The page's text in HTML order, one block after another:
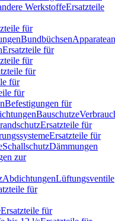
WerkstoffeErsatzteile
für
Bundbüchsen
Ersatzteile für
für
für
für
für
Befestigungen für
Bauschutze
Ersatzteile für
Ersatzteile für
SchallschutzDämmungen
zur
AbdichtungenLüftungsventile
für
Ersatzteile für